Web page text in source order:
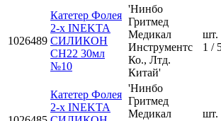
1026489
Катетер Фолея
2-х INEKTA
СИЛИКОН
CH22 30мл
№10
'Нинбо
Гритмед
Медикал
Инструментс
Ко., Лтд.
Китай'
шт.
1 /
Катетер Фолея
2-х INEKTA
'Нинбо
Гритмед
Медикал
шт.